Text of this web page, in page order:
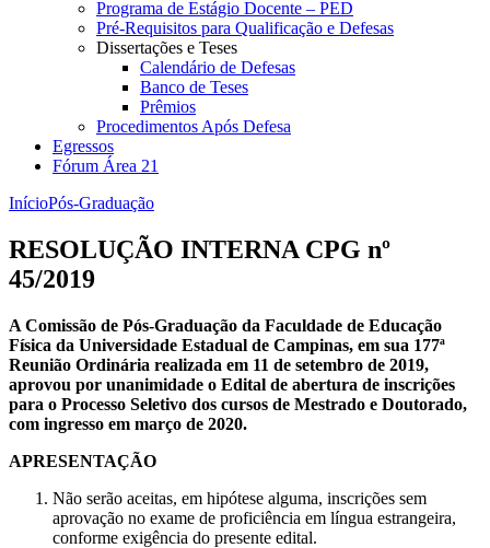
Programa de Estágio Docente – PED
Pré-Requisitos para Qualificação e Defesas
Dissertações e Teses
Calendário de Defesas
Banco de Teses
Prêmios
Procedimentos Após Defesa
Egressos
Fórum Área 21
InícioPós-Graduação
RESOLUÇÃO INTERNA CPG nº
45/2019
A Comissão de Pós-Graduação da Faculdade de Educação
Física da Universidade Estadual de Campinas, em sua 177ª
Reunião Ordinária realizada em 11 de setembro de 2019,
aprovou por unanimidade o Edital de abertura de inscrições
para o Processo Seletivo dos cursos de Mestrado e Doutorado,
com ingresso em março de 2020.
APRESENTAÇÃO
Não serão aceitas, em hipótese alguma, inscrições sem
aprovação no exame de proficiência em língua estrangeira,
conforme exigência do presente edital.